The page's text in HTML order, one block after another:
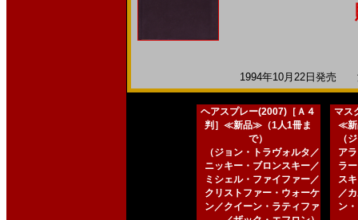
1994年10月22日発売
ヘアスプレー(2007)［Ａ４
判］≪新品≫（1人1冊ま
で）
（ジョン・トラヴォルタ／
ニッキー・ブロンスキー／
ミシェル・ファイファー／
クリストファー・ウォーケ
ン／クイーン・ラティファ
マス
≪新
（
ア
ラ
ス
／
ン